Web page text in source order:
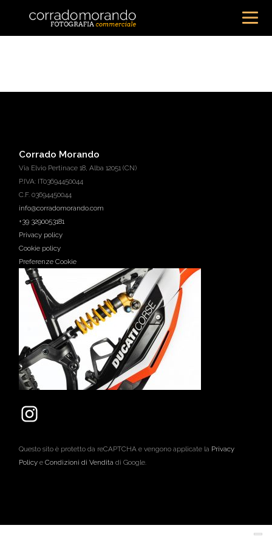
Corrado Morando
Via Elvio Pertinace 18, Alba 12051 (CN)
P.IVA: IT03694450044
C.F. 03694450044
info@corradomorando.com
+39 3290053181
Privacy policy
Cookie policy
Preferenze Cookie
Questo sito è protetto da reCAPTCHA e vengono applicate la Privacy
Policy eCondizioni di Vendita di Google.